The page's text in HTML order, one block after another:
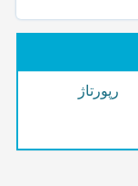
رپورتاژ